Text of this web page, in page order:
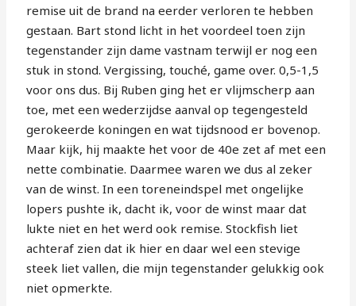
remise uit de brand na eerder verloren te hebben
gestaan. Bart stond licht in het voordeel toen zijn
tegenstander zijn dame vastnam terwijl er nog een
stuk in stond. Vergissing, touché, game over. 0,5-1,5
voor ons dus. Bij Ruben ging het er vlijmscherp aan
toe, met een wederzijdse aanval op tegengesteld
gerokeerde koningen en wat tijdsnood er bovenop.
Maar kijk, hij maakte het voor de 40e zet af met een
nette combinatie. Daarmee waren we dus al zeker
van de winst. In een toreneindspel met ongelijke
lopers pushte ik, dacht ik, voor de winst maar dat
lukte niet en het werd ook remise. Stockfish liet
achteraf zien dat ik hier en daar wel een stevige
steek liet vallen, die mijn tegenstander gelukkig ook
niet opmerkte.